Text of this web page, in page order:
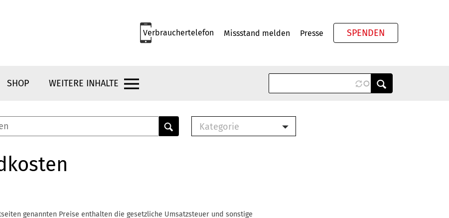
Verbrauchertelefon Missstand melden Presse SPENDEN
SHOP WEITERE INHALTE
Kategorie
Buch
genannten Preise enthalten die gesetzliche Umsatzsteuer und sonstige